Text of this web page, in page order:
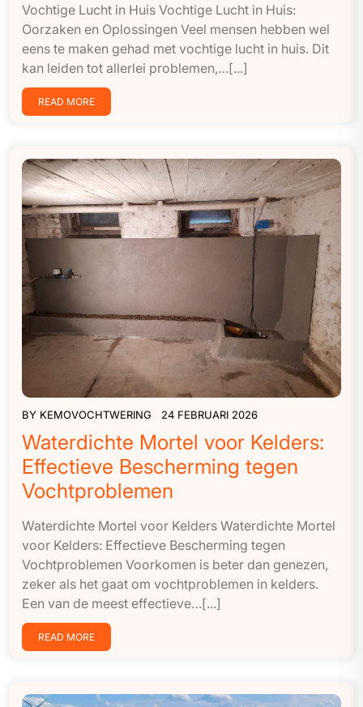
Vochtige Lucht in Huis Vochtige Lucht in Huis:
Oorzaken en Oplossingen Veel mensen hebben wel
eens te maken gehad met vochtige lucht in huis. Dit
kan leiden tot allerlei problemen,…[...]
READ MORE
BY KEMOVOCHTWERING 24 FEBRUARI 2026
Waterdichte Mortel voor Kelders:
Effectieve Bescherming tegen
Vochtproblemen
Waterdichte Mortel voor Kelders Waterdichte Mortel
voor Kelders: Effectieve Bescherming tegen
Vochtproblemen Voorkomen is beter dan genezen,
zeker als het gaat om vochtproblemen in kelders.
Een van de meest effectieve…[...]
READ MORE